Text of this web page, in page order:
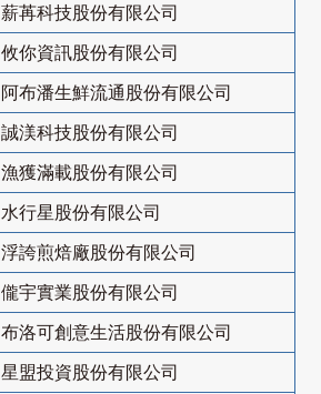
薪苒科技股份有限公司
攸你資訊股份有限公司
阿布潘生鮮流通股份有限公司
誠渼科技股份有限公司
漁獲滿載股份有限公司
水行星股份有限公司
浮誇煎焙廠股份有限公司
儱宇實業股份有限公司
布洛可創意生活股份有限公司
星盟投資股份有限公司